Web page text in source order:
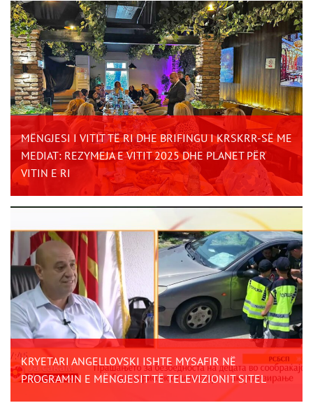
MËNGJESI I VITIT TË RI DHE BRIFINGU I KRSKRR-SË ME
MEDIAT: REZYMEJA E VITIT 2025 DHE PLANET PËR
VITIN E RI
KRYETARI ANGELLOVSKI ISHTE MYSAFIR NË
PROGRAMIN E MËNGJESIT TË TELEVIZIONIT SITEL